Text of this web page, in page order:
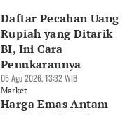
Daftar Pecahan Uang
Rupiah yang Ditarik
BI, Ini Cara
Penukarannya
05 Agu 2026, 13:32 WIB
Market
Harga Emas Antam